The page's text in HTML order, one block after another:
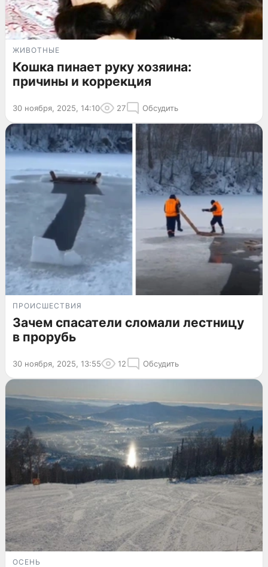
ЖИВОТНЫЕ
Кошка пинает руку хозяина:
причины и коррекция
30 ноября, 2025, 14:10 27 Обсудить
ПРОИСШЕСТВИЯ
Зачем спасатели сломали лестницу
в прорубь
30 ноября, 2025, 13:55 12 Обсудить
ОСЕНЬ